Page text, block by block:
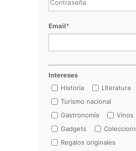
Email*
Intereses
Historia
LIteratura
Turismo nacional
Gastronomía
Vinos
Gadgets
Regalos originales